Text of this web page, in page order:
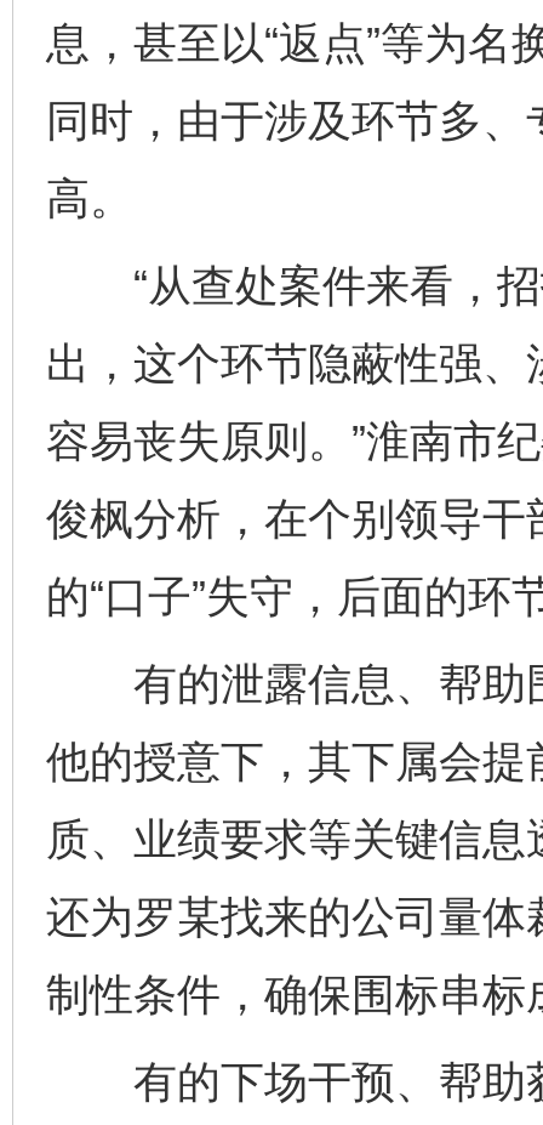
息，甚至以“返点”等为
同时，由于涉及环节多
高。
“从查处案件来看，招
出，这个环节隐蔽性强
容易丧失原则。”淮南市
俊枫分析，在个别领导
的“口子”失守，后面的环
有的泄露信息、帮助
他的授意下，其下属会
质、业绩要求等关键信
还为罗某找来的公司量
制性条件，确保围标串标
有的下场干预、帮助